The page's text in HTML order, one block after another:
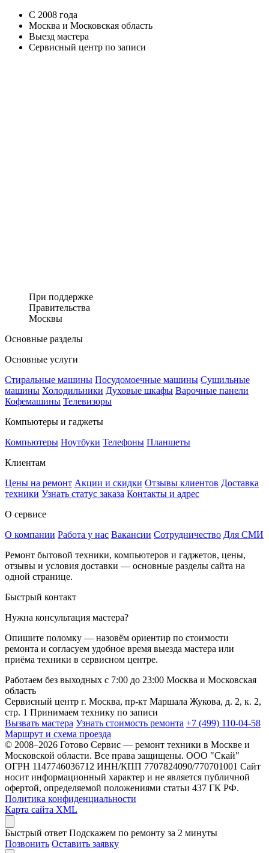
С 2008 года
Москва и Московская область
Выезд мастера
Сервисный центр по записи
При поддержке
Правительства
Москвы
Основные разделы
Основные услуги
Стиральные машины Посудомоечные машины Сушильные
машины Холодильники Духовые шкафы Варочные панели
Кофемашины Телевизоры
Компьютеры и гаджеты
Компьютеры Ноутбуки Телефоны Планшеты
Клиентам
Цены на ремонт Акции и скидки Отзывы клиентов Доставка
техники Узнать статус заказа Контакты и адрес
О сервисе
О компании Работа у нас Вакансии Сотрудничество Для СМИ
Ремонт бытовой техники, компьютеров и гаджетов, цены,
отзывы и условия доставки — основные разделы сайта на
одной странице.
Быстрый контакт
Нужна консультация мастера?
Опишите поломку — назовём ориентир по стоимости
ремонта и согласуем удобное время выезда мастера или
приёма техники в сервисном центре.
Работаем без выходных с 7:00 до 23:00 Москва и Московская
область
Сервисный центр г. Москва, пр-кт Маршала Жукова, д. 2, к. 2,
стр. 1 Принимаем технику по записи
Вызвать мастера Узнать стоимость ремонта +7 (499) 110-04-58
Маршрут и схема проезда
© 2008–2026 Готово Сервис — ремонт техники в Москве и
Московской области. Все права защищены. ООО "Скай"
ОГРН 1147746036712 ИНН/КПП 7707824090/770701001 Сайт
носит информационный характер и не является публичной
офертой, определяемой положениями статьи 437 ГК РФ.
Политика конфиденциальности
Карта сайта XML
Быстрый ответ Подскажем по ремонту за 2 минуты
Позвонить Оставить заявку